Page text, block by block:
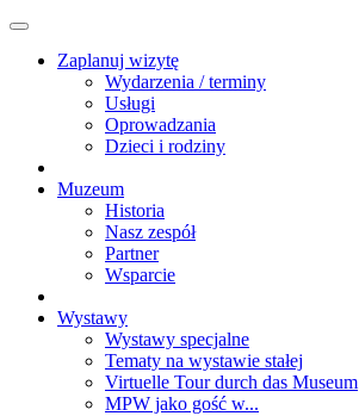
Zaplanuj wizytę
Wydarzenia / terminy
Usługi
Oprowadzania
Dzieci i rodziny
Muzeum
Historia
Nasz zespół
Partner
Wsparcie
Wystawy
Wystawy specjalne
Tematy na wystawie stałej
Virtuelle Tour durch das Museum
MPW jako gość w...